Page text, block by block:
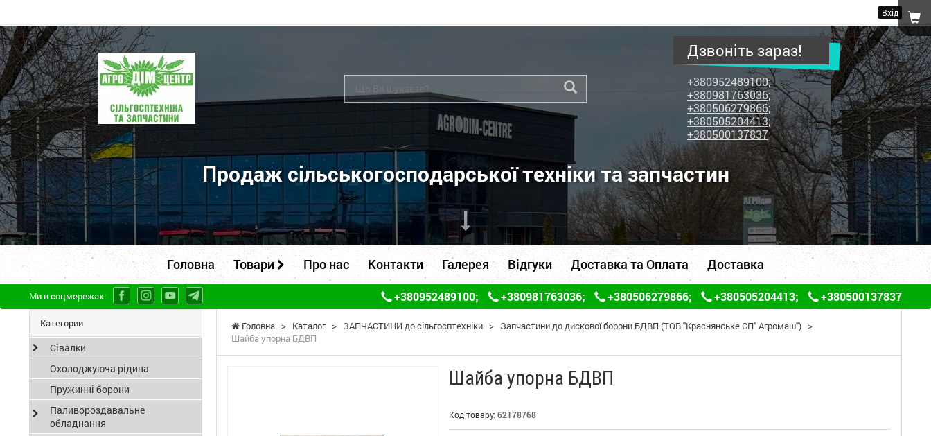
Вхід
ПП
"Агродім-
центр"
-
продаж
сільськогосподарської
техніки
та
запчастин
Дзвоніть зараз!
+380952489100;
+380981763036;
+380506279866;
+380505204413;
+380500137837
Продаж сільськогосподарської техніки та запчастин
Головна Товари Про нас Контакти Галерея Відгуки Доставка та Оплата Доставка
Ми в соцмережах: +380952489100; +380981763036; +380506279866; +380505204413; +380500137837
Головна > Каталог > ЗАПЧАСТИНИ до сільгосптехніки > Запчастини до дискової борони БДВП (ТОВ "Краснянське СП" Агромаш") >
Шайба упорна БДВП
Шайба упорна БДВП
Код товару: 62178768
Категории
Сівалки
Охолоджуюча рідина
Пружинні борони
Паливороздавальне
обладнання